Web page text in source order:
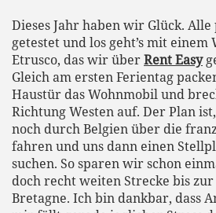
Dieses Jahr haben wir Glück.
getestet und los geht’s mit
Etrusco, das wir überRent Easy
Gleich am ersten Ferientag
Haustür das Wohnmobil und
Richtung Westen auf. Der Plan
noch durch Belgien über die
fahren und uns dann einen
suchen. So sparen wir schon
doch recht weiten Strecke bis
Bretagne. Ich bin dankbar, dass